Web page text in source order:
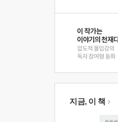
지금, 이 책